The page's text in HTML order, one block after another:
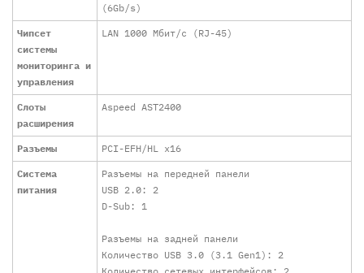
(6Gb/s)
Чипсет
системы
мониторинга и
управления
LAN 1000 Мбит/с (RJ-45)
Слоты
расширения
Aspeed AST2400
Разъемы PCI-EFH/HL x16
Система
питания
Разъемы на передней панели
USB 2.0: 2
D-Sub: 1
Разъемы на задней панели
Количество USB 3.0 (3.1 Gen1): 2
Количество сетевых интерфейсов: 2